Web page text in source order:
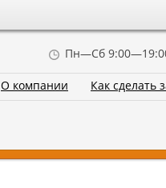
Пн—Сб
О компании Как сделать